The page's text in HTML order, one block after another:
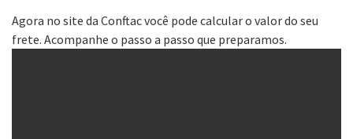
Agora no site da Conftac você pode calcular o valor do seu
frete. Acompanhe o passo a passo que preparamos.